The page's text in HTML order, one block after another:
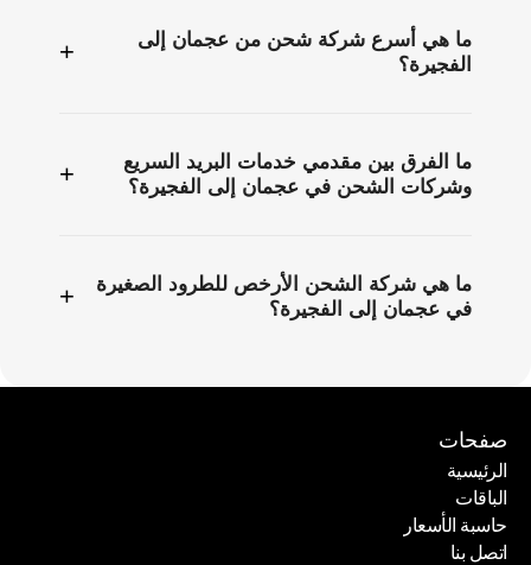
ما هي أسرع شركة شحن من عجمان إلى
الفجيرة؟
+
ما الفرق بين مقدمي خدمات البريد السريع
وشركات الشحن في عجمان إلى الفجيرة؟
+
ما هي شركة الشحن الأرخص للطرود الصغيرة
في عجمان إلى الفجيرة؟
+
صفحات
الرئيسية
الرئيسية
الباقات
الباقات
حاسبة الأسعار
حاسبة الأسعار
اتصل بنا